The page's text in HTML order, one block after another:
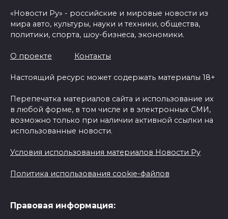
«Новости Ру» - российские и мировые новости из
мира авто, культуры, науки и техники, общества,
политики, спорта, шоу-бизнеса, экономики.
О проекте Контакты
Настоящий ресурс может содержать материалы 18+
Перепечатка материалов сайта и использование их
в любой форме, в том числе и в электронных СМИ,
возможно только при наличии активной ссылки на
использованные новости.
Условия использования материалов Новости Ру
Политика использования cookie-файлов
Правовая информация: